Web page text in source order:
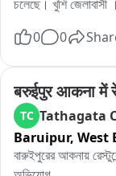
চলেছে। খুশি জেলাবাসী ।
0 0
बरुईपुर आकना में
TC Tathagata
Baruipur, West
বারুইপুরের আকনায়